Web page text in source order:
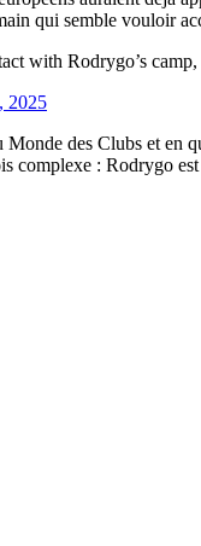
qui semble vouloir
with Rodrygo’s
2025
des Clubs et en
complexe : Rodrygo